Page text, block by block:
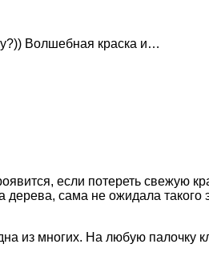
Волшебная краска и…
если потереть свежую
сама не ожидала
многих. На любую палочку